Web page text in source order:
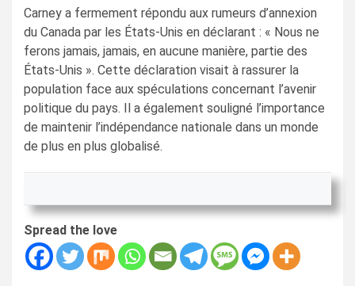
Carney a fermement répondu aux rumeurs d’annexion
du Canada par les États-Unis en déclarant : « Nous ne
ferons jamais, jamais, en aucune manière, partie des
États-Unis ». Cette déclaration visait à rassurer la
population face aux spéculations concernant l’avenir
politique du pays. Il a également souligné l’importance
de maintenir l’indépendance nationale dans un monde
de plus en plus globalisé.
Spread the love